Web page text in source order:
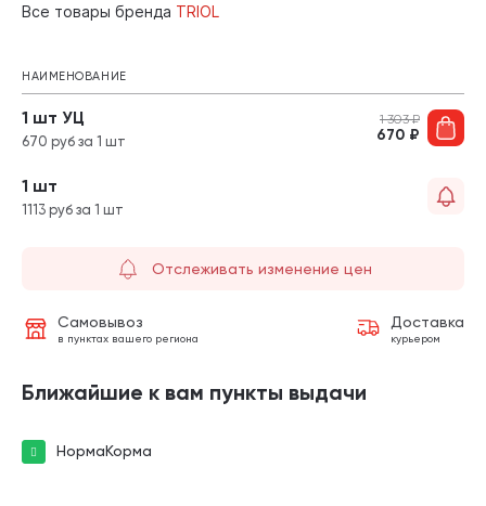
Все товары бренда TRIOL
НАИМЕНОВАНИЕ
1 шт УЦ
670 руб за 1 шт
1 303₽
670 ₽
1 шт
1113 руб за 1 шт
Отслеживать изменение цен
Самовывоз
в пунктах вашего региона
Доставка
курьером
Ближайшие к вам пункты выдачи
НормаКорма